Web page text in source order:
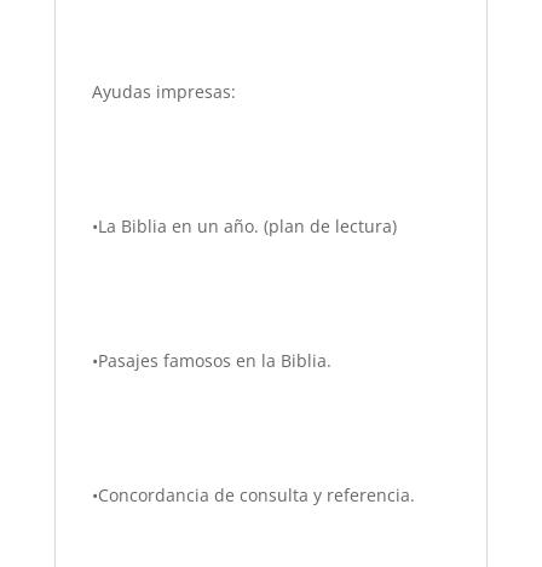
Ayudas impresas:
•La Biblia en un año. (plan de lectura)
•Pasajes famosos en la Biblia.
•Concordancia de consulta y referencia.